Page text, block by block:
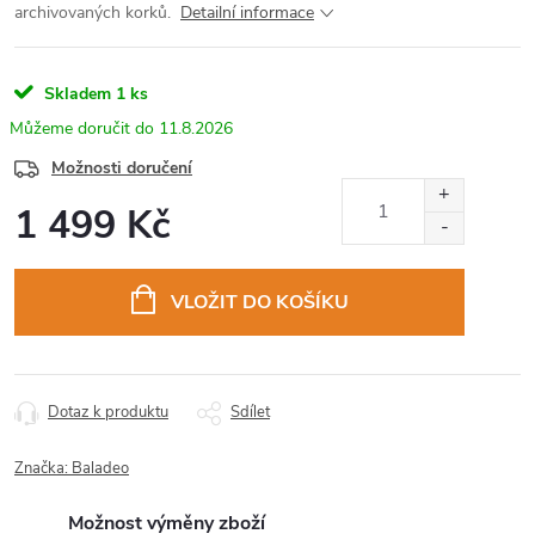
archivovaných korků. Detailní informace
Skladem 1 ks
11.8.2026
Možnosti doručení
1 499 Kč
VLOŽIT DO KOŠÍKU
Dotaz k produktu Sdílet
Značka: Baladeo
Možnost výměny zboží